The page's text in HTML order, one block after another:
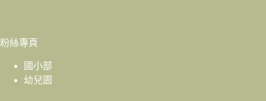
粉絲專頁
國小部
幼兒園